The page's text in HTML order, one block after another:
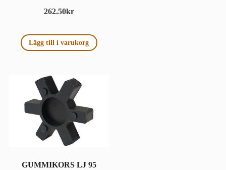
262.50kr
Lägg till i varukorg
GUMMIKORS LJ 95